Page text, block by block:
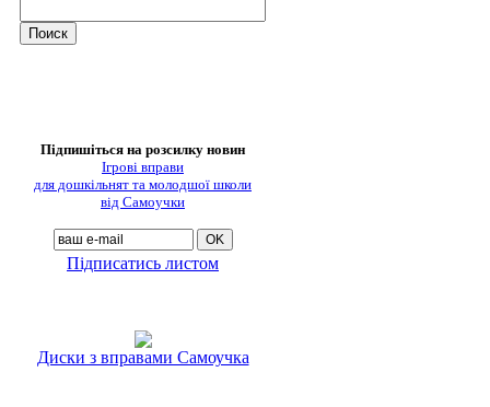
Підпишіться на розсилку новин
Ігрові вправи
для дошкільнят та молодшої школи
від Самоучки
Підписатись листом
Диски з вправами Самоучка